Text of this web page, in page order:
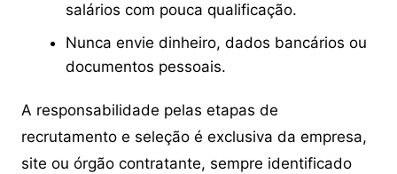
salários com pouca qualificação.
Nunca envie dinheiro, dados bancários ou
documentos pessoais.
A responsabilidade pelas etapas de
recrutamento e seleção é exclusiva da empresa,
site ou órgão contratante, sempre identificado